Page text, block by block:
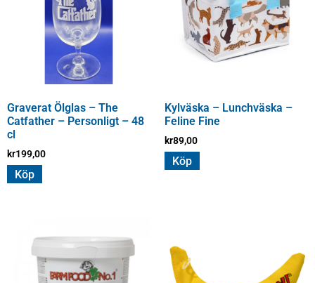
Graverat Ölglas – The
Catfather – Personligt – 48
cl
kr199,00
Köp
Kylväska – Lunchväska –
Feline Fine
kr89,00
Köp